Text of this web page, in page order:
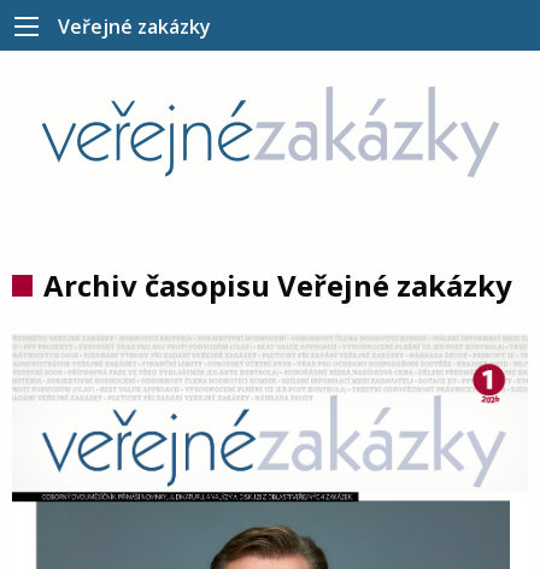
Veřejné zakázky
Archiv časopisu Veřejné zakázky